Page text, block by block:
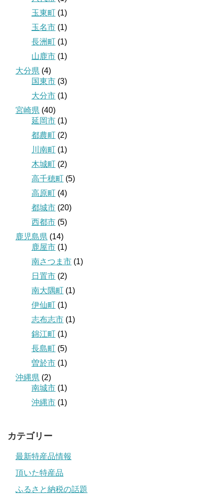
玉東町 (1)
玉名市 (1)
長洲町 (1)
山鹿市 (1)
大分県 (4)
国東市 (3)
大分市 (1)
宮崎県 (40)
延岡市 (1)
都農町 (2)
川南町 (1)
木城町 (2)
高千穂町 (5)
高原町 (4)
都城市 (20)
西都市 (5)
鹿児島県 (14)
鹿屋市 (1)
南さつま市 (1)
日置市 (2)
南大隅町 (1)
伊仙町 (1)
志布志市 (1)
錦江町 (1)
長島町 (5)
曽於市 (1)
沖縄県 (2)
南城市 (1)
沖縄市 (1)
カテゴリー
最新特産品情報
頂いた特産品
ふるさと納税の話題